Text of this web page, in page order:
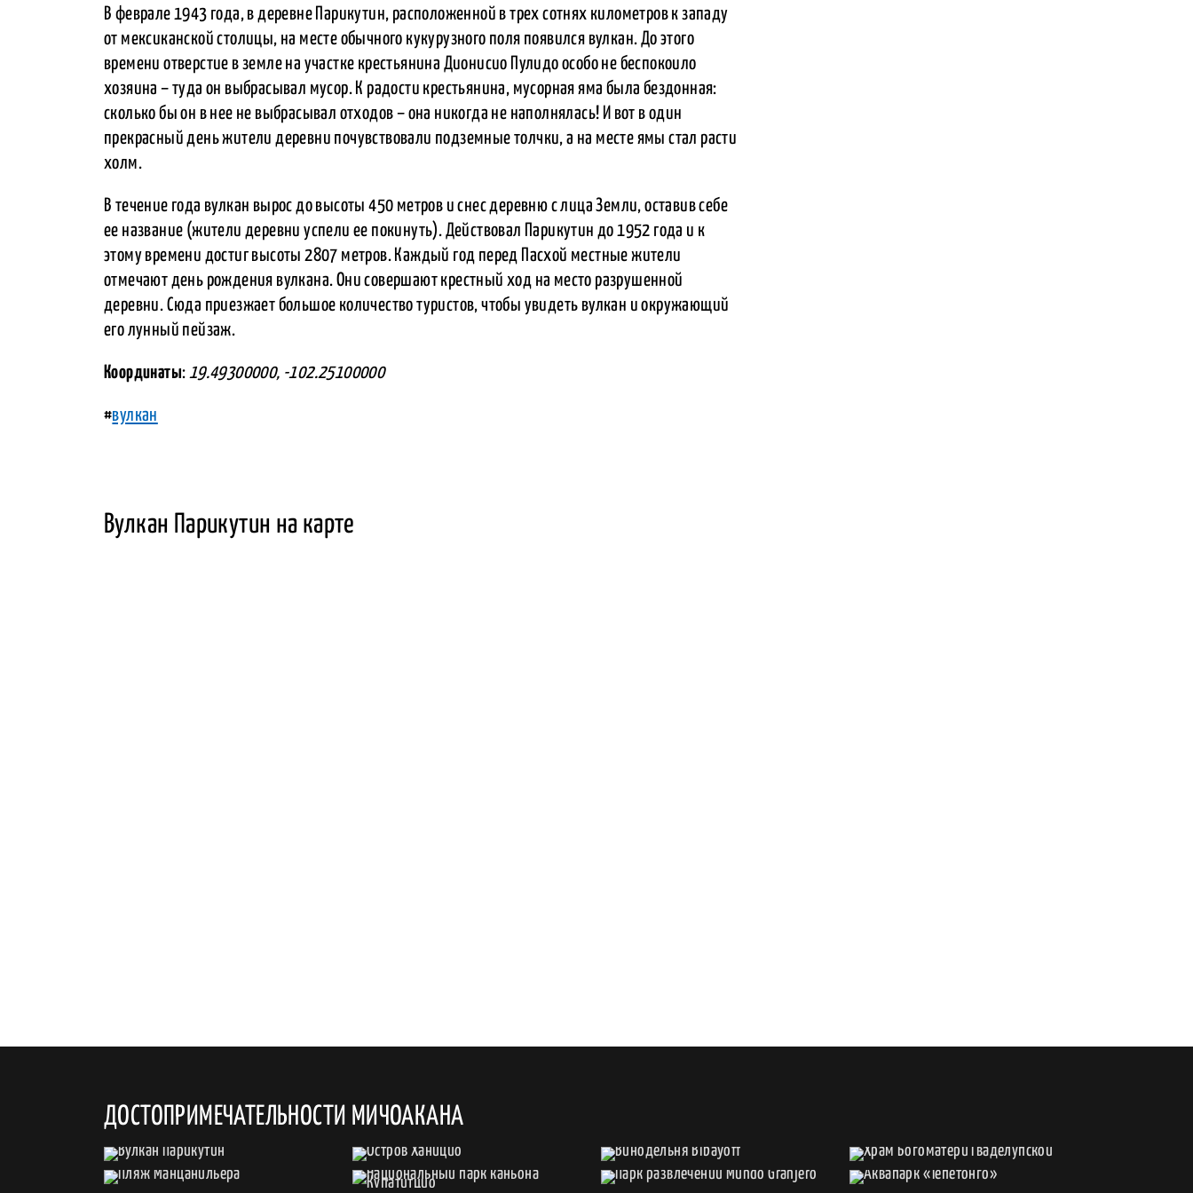
В феврале 1943 года, в деревне Парикутин, расположенной в трех сотнях километров к западу
от мексиканской столицы, на месте обычного кукурузного поля появился вулкан. До этого
времени отверстие в земле на участке крестьянина Дионисио Пулидо особо не беспокоило
хозяина – туда он выбрасывал мусор. К радости крестьянина, мусорная яма была бездонная:
сколько бы он в нее не выбрасывал отходов – она никогда не наполнялась! И вот в один
прекрасный день жители деревни почувствовали подземные толчки, а на месте ямы стал расти
холм.
В течение года вулкан вырос до высоты 450 метров и снес деревню с лица Земли, оставив себе
ее название (жители деревни успели ее покинуть). Действовал Парикутин до 1952 года и к
этому времени достиг высоты 2807 метров. Каждый год перед Пасхой местные жители
отмечают день рождения вулкана. Они совершают крестный ход на место разрушенной
деревни. Сюда приезжает большое количество туристов, чтобы увидеть вулкан и окружающий
его лунный пейзаж.
Координаты: 19.49300000, -102.25100000
#вулкан
Вулкан Парикутин на карте
ДОСТОПРИМЕЧАТЕЛЬНОСТИ МИЧОАКАНА